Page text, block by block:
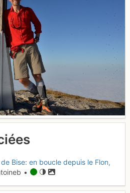
Bise: en boucle depuis le Flon,
•